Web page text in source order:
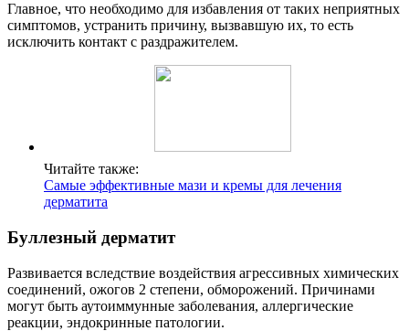
Главное, что необходимо для избавления от таких неприятных
симптомов, устранить причину, вызвавшую их, то есть
исключить контакт с раздражителем.
Читайте также:
Самые эффективные мази и кремы для лечения
дерматита
Буллезный дерматит
Развивается вследствие воздействия агрессивных химических
соединений, ожогов 2 степени, обморожений. Причинами
могут быть аутоиммунные заболевания, аллергические
реакции, эндокринные патологии.